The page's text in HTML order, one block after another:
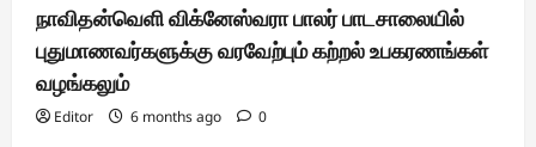
நாவிதன்வெளி விக்னேஸ்வரா பாலர் பாடசாலையில்
புதுமாணவர்களுக்கு வரவேற்பும் கற்றல் உபகரணங்கள்
வழங்கலும்
Editor 6 months ago 0